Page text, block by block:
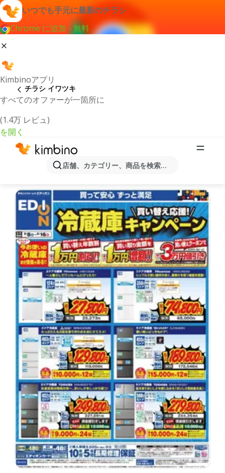
いつでも手元に最新のチラシ
Chrome に追加 - 無料
Kimbinoアプリ
すべてのオファーが一箇所に
(1.4万 レビュ)
を開く
店舗、カテゴリー、商品を検索...
チラシ イワツキ
最新のチラシとオファーイワツキ